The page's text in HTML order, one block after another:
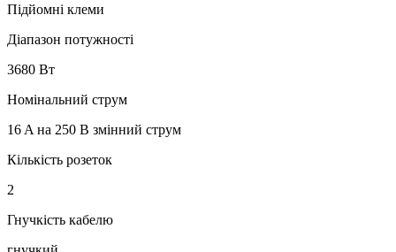
Підйомні клеми
Діапазон потужності
3680 Вт
Номінальний струм
16 A на 250 В змінний струм
Кількість розеток
2
Гнучкість кабелю